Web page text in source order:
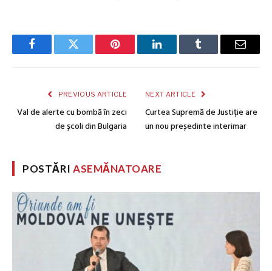
FacebookTwitter Pinterest LinkedInTumblr Email
PREVIOUS ARTICLE
Val de alerte cu bombă în zeci
de școli din Bulgaria
NEXT ARTICLE
Curtea Supremă de Justiție are
un nou președinte interimar
POSTĂRIASEMĂNATOARE